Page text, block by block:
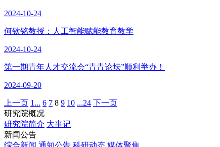
2024-10-24
何钦铭教授：人工智能赋能教育教学
2024-10-24
第一期青年人才交流会“青青论坛”顺利举办！
2024-09-20
上一页 1... 6 7 8 9 10 ...24 下一页
研究院概况
研究院简介 大事记
新闻公告
综合新闻 通知公告 科研动态 媒体聚焦